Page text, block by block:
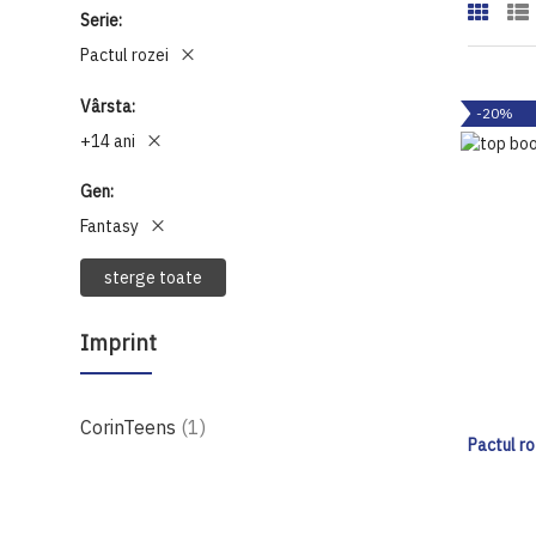
Serie
Pactul rozei
Vârsta
+14 ani
Gen
Fantasy
sterge toate
Imprint
CorinTeens 1produs
-20%
Pactul